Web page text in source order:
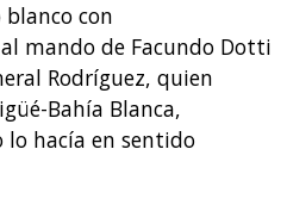
con
mando de Facundo Dotti
Rodríguez, quien
Bahía Blanca,
lo hacía en sentido